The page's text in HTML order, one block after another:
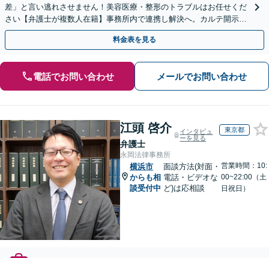
差」と言い逃れさせません！美容医療・整形のトラブルはお任せくだ
さい【弁護士が複数人在籍】事務所内で連携し解決へ。カルテ開示や
返金・賠償請求をサポートいたします【休日夜間面談可】
料金表を見る
電話でお問い合わせ メールでお問い合わせ
江頭 啓介
弁護士
インタビュ
ーを見る
東京都
永岡法律事務所
横浜市
からも相
談受付中
面談方法(対面・
電話・ビデオな
ど)は応相談
営業時間：10:
00~22:00（土
日祝日）